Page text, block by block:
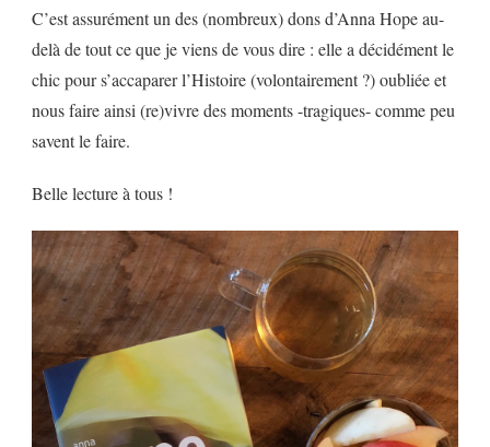
C’est assurément un des (nombreux) dons d’Anna Hope au-
delà de tout ce que je viens de vous dire : elle a décidément le
chic pour s’accaparer l’Histoire (volontairement ?) oubliée et
nous faire ainsi (re)vivre des moments -tragiques- comme peu
savent le faire.
Belle lecture à tous !